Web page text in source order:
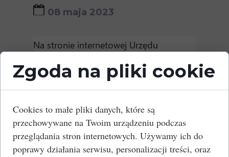
08 maja 2023
Na stronie internetowej Urzędu
informacja o kolejnym przedłużenie
terminu wymagalności testów ESC/RSC.
uzgodnieniu z Ministerstwem
Infrastruktury postanowiłaprzesunąć
termin wymagalności testów
ESC/RSC na 10 grudnia 2023 r.
Zgoda na pliki cookie
Cookies to małe pliki danych, które są
przechowywane na Twoim urządzeniu podczas
przeglądania stron internetowych. Używamy ich do
poprawy działania serwisu, personalizacji treści, oraz